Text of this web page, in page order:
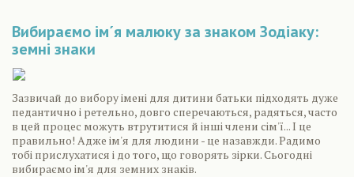
Вибираємо ім´я малюку за знаком Зодіаку:
земні знаки
Зазвичай до вибору імені для дитини батьки підходять дуже
педантично і ретельно, довго сперечаються, радяться, часто
в цей процес можуть втрутитися й інші члени сім'ї... І це
правильно! Адже ім'я для людини - це назавжди. Радимо
тобі прислухатися і до того, що говорять зірки. Сьогодні
вибираємо ім'я для земних знаків.